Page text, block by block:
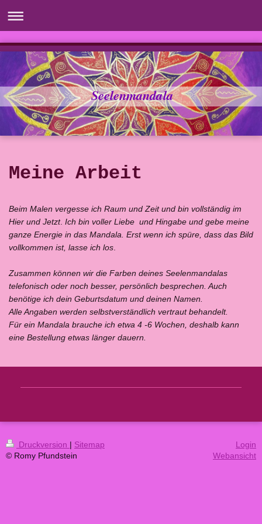
Seelenmandala
Meine Arbeit
Beim Malen vergesse ich Raum und Zeit und bin vollständig im
Hier und Jetzt. Ich bin voller Liebe und Hingabe und gebe meine
ganze Energie in das Mandala. Erst wenn ich spüre, dass das Bild
vollkommen ist, lasse ich los
Zusammen können wir die Farben deines Seelenmandalas
telefonisch oder noch besser, persönlich besprechen. Auch
benötige ich dein Geburtsdatum und deinen Namen.
Alle Angaben werden selbstverständlich vertraut behandelt.
Für ein Mandala brauche ich etwa 4 -6 Wochen, deshalb kann
eine Bestellung etwas länger dauern.
Druckversion | Sitemap
© Romy Pfundstein
Login
Webansicht